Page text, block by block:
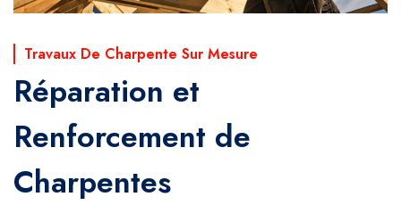
Travaux De Charpente Sur Mesure
Réparation et
Renforcement de
Charpentes